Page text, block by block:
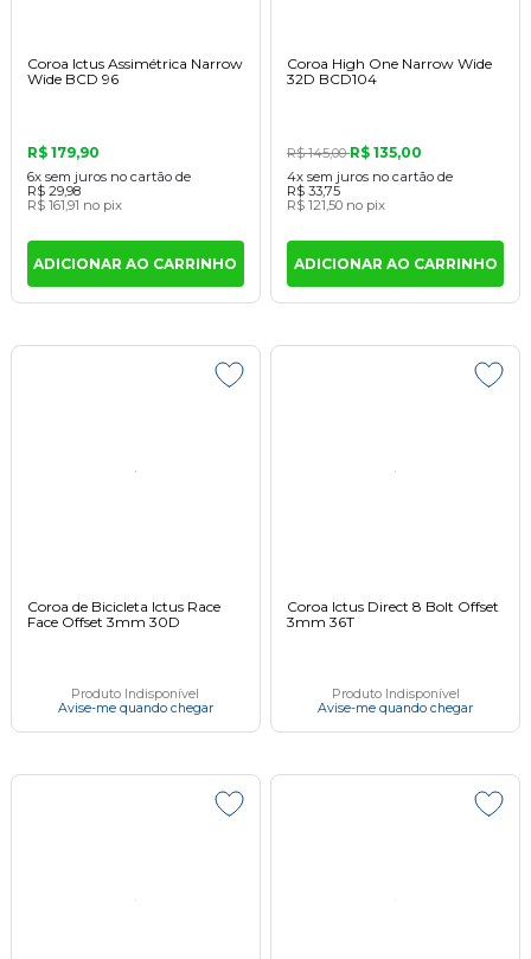
Coroa Ictus Assimétrica Narrow
Wide BCD 96
R$ 179,90
6x sem juros no cartãode
R$ 29,98
R$ 161,91 no pix
ADICIONAR AO CARRINHO
Coroa High One Narrow Wide
32D BCD104
R$ 145,00R$ 135,00
4x sem juros no cartão de
R$ 33,75
R$ 121,50 no pix
ADICIONAR AO CARRINHO
Coroa de Bicicleta Ictus Race
Face Offset 3mm 30D
Produto Indisponível
Avise-me quando chegar
Coroa Ictus Direct 8 Bolt Offset
3mm 36T
Produto Indisponível
Avise-me quando chegar